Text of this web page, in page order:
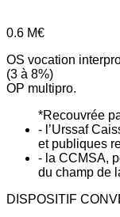
0.6 M€
OS vocation
(3 à 8%)
OP multipro.
*Recouvrée
- l’Urssaf
et publiques
- la CCMSA,
du champ de
DISPOSITIF